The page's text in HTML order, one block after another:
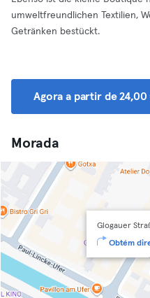
umweltfreundlichen Textilien,
Getränken bestückt.
Agora a partir de 24,00
Morada
Glogauer
Obtém